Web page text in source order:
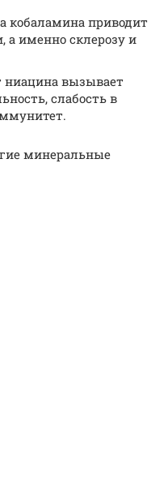
кобаламина приводит
именно склерозу и
вызывает
слабость в
минеральные